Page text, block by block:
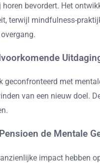
horen bevordert. Het
terwijl mindfulness-
geconfronteerd met
van een nieuw doel.
de Mentale
impact hebben